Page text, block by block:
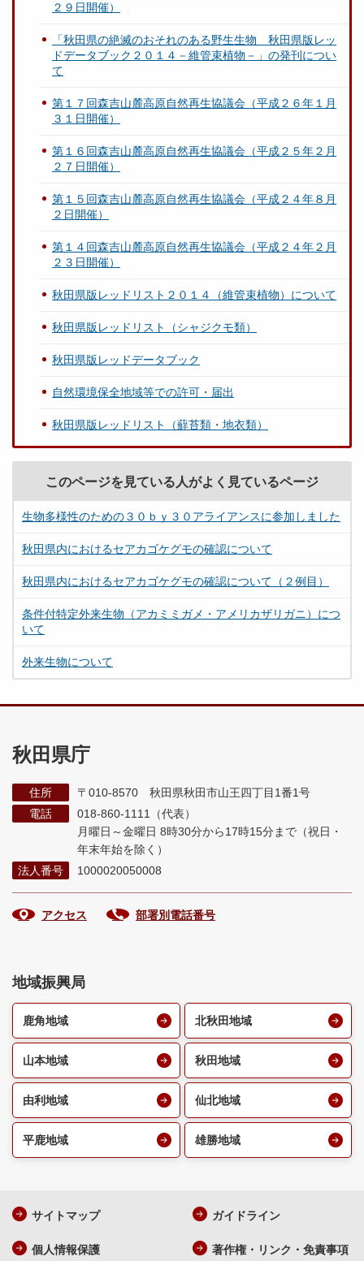
２９日開催）
「秋田県の絶滅のおそれのある野生生物 秋田県版レッ
ドデータブック２０１４－維管束植物－」の発刊につい
て
第１７回森吉山麓高原自然再生協議会（平成２６年１月
３１日開催）
第１６回森吉山麓高原自然再生協議会（平成２５年２月
２７日開催）
第１５回森吉山麓高原自然再生協議会（平成２４年８月
２日開催）
第１４回森吉山麓高原自然再生協議会（平成２４年２月
２３日開催）
秋田県版レッドリスト２０１４（維管束植物）について
秋田県版レッドリスト（シャジクモ類）
秋田県版レッドデータブック
自然環境保全地域等での許可・届出
秋田県版レッドリスト（蘚苔類・地衣類）
このページを見ている人がよく見ているページ
生物多様性のための３０ｂｙ３０アライアンスに参加しました
秋田県内におけるセアカゴケグモの確認について
秋田県内におけるセアカゴケグモの確認について（２例目）
条件付特定外来生物（アカミミガメ・アメリカザリガニ）につ
いて
外来生物について
秋田県庁
住所
〒010-8570 秋田県秋田市山王四丁目1番1号
電話
018-860-1111（代表）
月曜日～金曜日 8時30分から17時15分まで （祝日・
年末年始を除く）
法人番号
1000020050008
アクセス 部署別電話番号
地域振興局
鹿角地域 北秋田地域
山本地域 秋田地域
由利地域 仙北地域
平鹿地域 雄勝地域
サイトマップ ガイドライン
個人情報保護 著作権・リンク・免責事項